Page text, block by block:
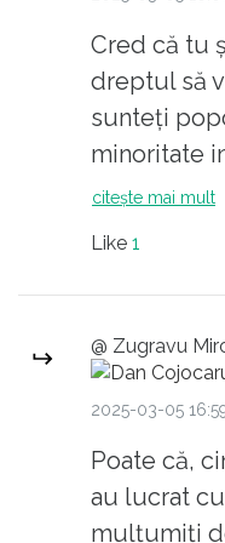
și chiar să
folosește?
ambalaj de
Cred că tu
dreptul să
sunteți
minoritate
sarlatani.
zgomotoși.
denotă că
relicva
trădător ca
ți convine
putin și
citește mai mult
Like 1
@ Zugravu
2025-03-05
Poate că,
au lucrat
mulțumiți